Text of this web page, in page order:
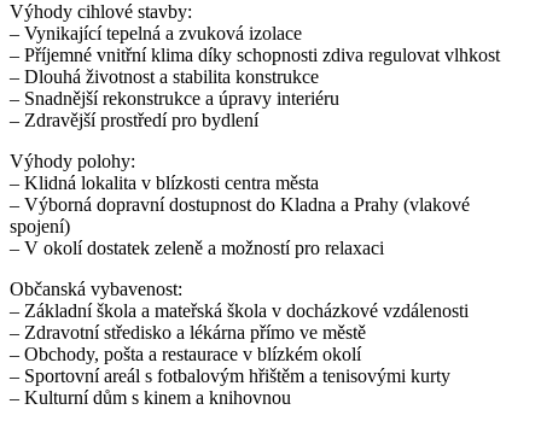
Výhody cihlové stavby:
– Vynikající tepelná a zvuková izolace
– Příjemné vnitřní klima díky schopnosti zdiva regulovat vlhkost
– Dlouhá životnost a stabilita konstrukce
– Snadnější rekonstrukce a úpravy interiéru
– Zdravější prostředí pro bydlení
Výhody polohy:
– Klidná lokalita v blízkosti centra města
– Výborná dopravní dostupnost do Kladna a Prahy (vlakové
spojení)
– V okolí dostatek zeleně a možností pro relaxaci
Občanská vybavenost:
– Základní škola a mateřská škola v docházkové vzdálenosti
– Zdravotní středisko a lékárna přímo ve městě
– Obchody, pošta a restaurace v blízkém okolí
– Sportovní areál s fotbalovým hřištěm a tenisovými kurty
– Kulturní dům s kinem a knihovnou